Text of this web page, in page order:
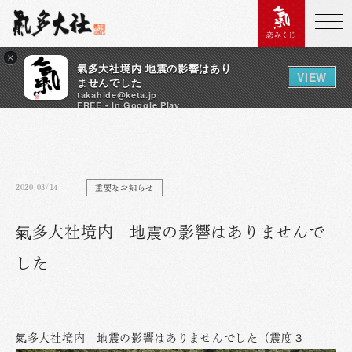
×
氣多大社境内 地震の影響はあり
ませんでした
takahide@keta.jp
FREE - In Google Play
VIEW
恋みくじ
2020.03/14 重要なお知らせ
氣多大社境内 地震の影響はありませんで
した
氣多大社境内 地震の影響はありませんでした（震度３